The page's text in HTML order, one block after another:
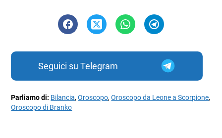
Seguici su Telegram
Parliamo di: Bilancia,Oroscopo,Oroscopo da Leone a Scorpione,
Oroscopo di Branko